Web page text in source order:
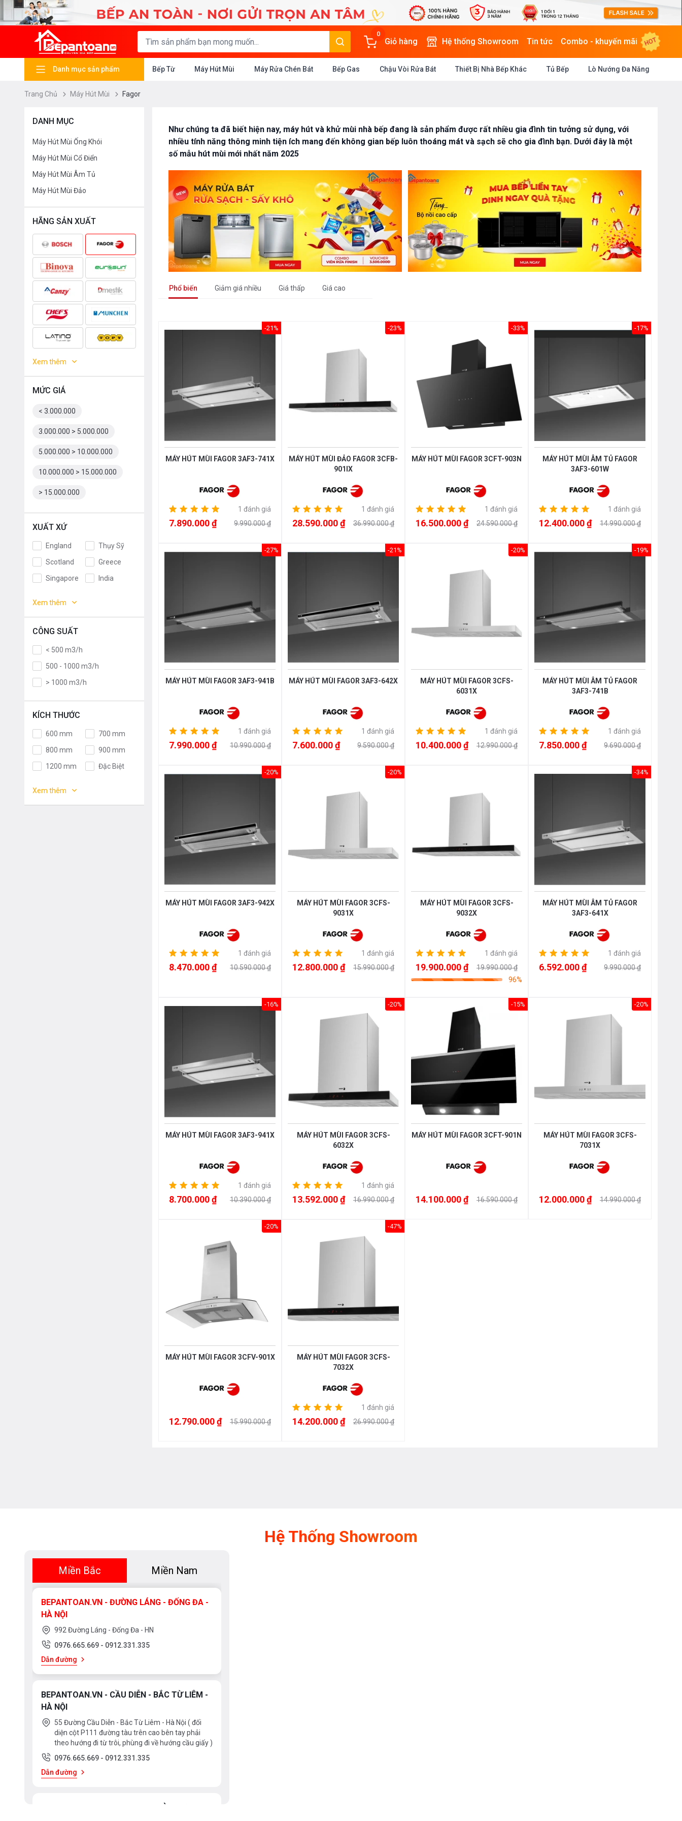
0
Giỏ hàng Hệ thống Showroom Tin tức Combo - khuyến mãi HOT
Danh mục sản phẩm Bếp Từ Máy Hút Mùi Máy Rửa Chén Bát Bếp Gas Chậu Vòi Rửa Bát Thiết Bị Nhà Bếp Khác Tủ Bếp Lò Nướng Đa Năng
Trang Chủ Máy Hút Mùi Fagor
DANH MỤC
Máy Hút Mùi Ống Khói
Máy Hút Mùi Cổ Điển
Máy Hút Mùi Âm Tủ
Máy Hút Mùi Đảo
HÃNG SẢN XUẤT
Xem thêm
MỨC GIÁ
< 3.000.000
3.000.000 > 5.000.000
5.000.000 > 10.000.000
10.000.000 > 15.000.000
> 15.000.000
XUẤT XỨ
England
Thụy Sỹ
Scotland
Greece
Singapore
India
Russia
Mỹ
Xem thêm
CÔNG SUẤT
< 500 m3/h
500 - 1000 m3/h
> 1000 m3/h
KÍCH THƯỚC
600 mm
700 mm
800 mm
900 mm
1200 mm
Đặc Biệt
Xem thêm
Như chúng ta đã biết hiện nay, máy hút và khử mùi nhà bếp đang là sản phẩm được rất nhiều gia đình tin tưởng sử dụng, với
nhiều tính năng thông minh tiện ích mang đến không gian bếp luôn thoáng mát và sạch sẽ cho gia đình bạn. Dưới đây là một
số mẫu hút mùi mới nhất năm 2025
Phổ biến Giảm giá nhiều Giá thấp Giá cao
-21%
MÁY HÚT MÙI FAGOR 3AF3-741X
1 đánh giá
7.890.000 ₫ 9.990.000 ₫
-23%
MÁY HÚT MÙI ĐẢO FAGOR 3CFB-
901IX
1 đánh giá
28.590.000 ₫ 36.990.000 ₫
-33%
MÁY HÚT MÙI FAGOR 3CFT-903N
1 đánh giá
16.500.000 ₫ 24.590.000 ₫
-17%
MÁY HÚT MÙI ÂM TỦ FAGOR
3AF3-601W
1 đánh giá
12.400.000 ₫ 14.990.000 ₫
-27%
MÁY HÚT MÙI FAGOR 3AF3-941B
1 đánh giá
7.990.000 ₫ 10.990.000 ₫
-21%
MÁY HÚT MÙI FAGOR 3AF3-642X
1 đánh giá
7.600.000 ₫ 9.590.000 ₫
-20%
MÁY HÚT MÙI FAGOR 3CFS-
6031X
1 đánh giá
10.400.000 ₫ 12.990.000 ₫
-19%
MÁY HÚT MÙI ÂM TỦ FAGOR
3AF3-741B
1 đánh giá
7.850.000 ₫ 9.690.000 ₫
-20%
MÁY HÚT MÙI FAGOR 3AF3-942X
1 đánh giá
8.470.000 ₫ 10.590.000 ₫
-20%
MÁY HÚT MÙI FAGOR 3CFS-
9031X
1 đánh giá
12.800.000 ₫ 15.990.000 ₫
MÁY HÚT MÙI FAGOR 3CFS-
9032X
1 đánh giá
19.900.000 ₫
19.990.000 ₫
96%
-34%
MÁY HÚT MÙI ÂM TỦ FAGOR
3AF3-641X
1 đánh giá
6.592.000 ₫ 9.990.000 ₫
-16%
MÁY HÚT MÙI FAGOR 3AF3-941X
1 đánh giá
8.700.000 ₫ 10.390.000 ₫
-20%
MÁY HÚT MÙI FAGOR 3CFS-
6032X
1 đánh giá
13.592.000 ₫ 16.990.000 ₫
-15%
MÁY HÚT MÙI FAGOR 3CFT-901N
14.100.000 ₫ 16.590.000 ₫
-20%
MÁY HÚT MÙI FAGOR 3CFS-
7031X
12.000.000 ₫ 14.990.000 ₫
-20%
MÁY HÚT MÙI FAGOR 3CFV-901X
12.790.000 ₫ 15.990.000 ₫
-47%
MÁY HÚT MÙI FAGOR 3CFS-
7032X
1 đánh giá
14.200.000 ₫ 26.990.000 ₫
Hệ Thống Showroom
Miền Bắc Miền Nam
BEPANTOAN.VN - ĐƯỜNG LÁNG - ĐỐNG ĐA -
HÀ NỘI
992 Đường Láng - Đống Đa - HN
0976.665.669 - 0912.331.335
Dẫn đường
BEPANTOAN.VN - CẦU DIỄN - BẮC TỪ LIÊM -
HÀ NỘI
55 Đường Cầu Diễn - Bắc Từ Liêm - Hà Nội ( đối
diện cột P111 đường tàu trên cao bên tay phải
theo hướng đi từ trôi, phùng đi về hướng cầu giấy )
0976.665.669 - 0912.331.335
Dẫn đường
BEPANTOAN.VN - ĐẠI LA - HAI BÀ TRƯNG -